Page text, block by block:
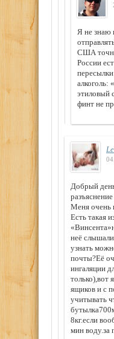
Я не знаю
США
России
алкоголь:
этиловый
финт не
Добрый
Меня очень
Есть такая
неё
узнать
почты?Её
ингаляции
только),вот
ящиков и с
учитывать
8кг.если
мин